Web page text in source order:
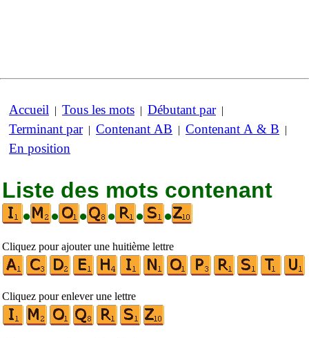
Accueil | Tous les mots | Débutant par|
Terminant par| Contenant AB | Contenant A & B |
En position
Liste des mots contenant
•
• • • • •
Cliquez pour ajouter une huitième lettre
Cliquez pour enlever une lettre